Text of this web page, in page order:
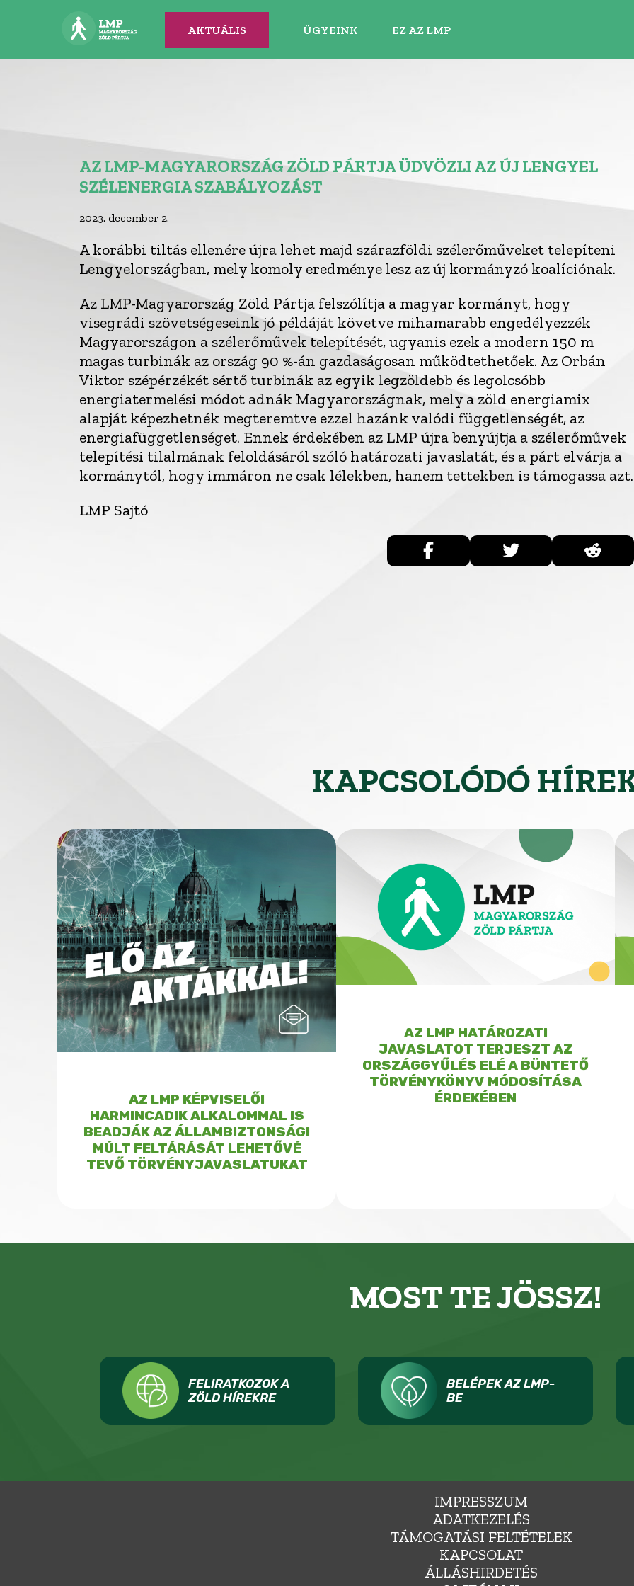
AKTUÁLIS ÜGYEINK EZ AZ LMP
AZ LMP-MAGYARORSZÁG ZÖLD PÁRTJA ÜDVÖZLI AZ ÚJ LENGYEL
SZÉLENERGIA SZABÁLYOZÁST
2023. december 2.
A korábbi tiltás ellenére újra lehet majd szárazföldi szélerőműveket telepíteni
Lengyelországban, mely komoly eredménye lesz az új kormányzó koalíciónak.
Az LMP-Magyarország Zöld Pártja felszólítja a magyar kormányt, hogy
visegrádi szövetségeseink jó példáját követve mihamarabb engedélyezzék
Magyarországon a szélerőművek telepítését, ugyanis ezek a modern 150 m
magas turbinák az ország 90 %-án gazdaságosan működtethetőek. Az Orbán
Viktor szépérzékét sértő turbinák az egyik legzöldebb és legolcsóbb
energiatermelési módot adnák Magyarországnak, mely a zöld energiamix
alapját képezhetnék megteremtve ezzel hazánk valódi függetlenségét, az
energiafüggetlenséget. Ennek érdekében az LMP újra benyújtja a szélerőművek
telepítési tilalmának feloldásáról szóló határozati javaslatát, és a párt elvárja a
kormánytól, hogy immáron ne csak lélekben, hanem tettekben is támogassa azt.
LMP Sajtó
KAPCSOLÓDÓ
AZ LMP KÉPVISELŐI
HARMINCADIK ALKALOMMAL IS
BEADJÁK AZ ÁLLAMBIZTONSÁGI
MÚLT FELTÁRÁSÁT LEHETŐVÉ
TEVŐ TÖRVÉNYJAVASLATUKAT
AZ LMP HATÁROZATI
JAVASLATOT TERJESZT AZ
ORSZÁGGYŰLÉS ELÉ A BÜNTETŐ
TÖRVÉNYKÖNYV MÓDOSÍTÁSA
ÉRDEKÉBEN
MOST TE JÖSSZ!
FELIRATKOZOK A
ZÖLD HÍREKRE
BELÉPEK AZ LMP-
BE
IMPRESSZUM
ADATKEZELÉS
TÁMOGATÁSI FELTÉTELEK
KAPCSOLAT
ÁLLÁSHIRDETÉS